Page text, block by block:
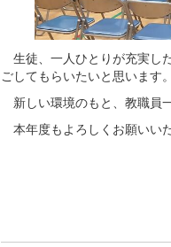
生徒、一人ひとりが充実し
ごしてもらいたいと思います。
新しい環境のもと、教職員
本年度もよろしくお願いいた